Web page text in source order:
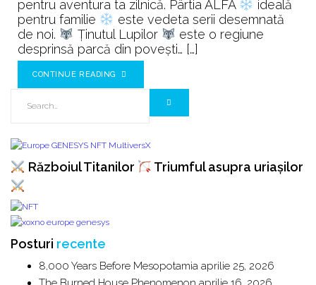
pentru aventura ta zilnică. Pârtia ALFA
ideală
pentru familie
este vedeta serii desemnată
de noi.
Ținutul Lupilor
este o regiune
desprinsă parcă din povești… […]
CONTINUE READING
Războiul Titanilor Triumful asupra uriașilor
Posturi recente
8,000 Years Before Mesopotamia aprilie 25, 2026